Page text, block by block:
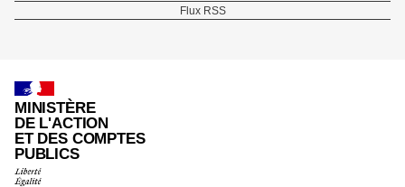
de
Flux RSS
MINISTÈRE
DE L'ACTION
ET DES COMPTES
PUBLICS